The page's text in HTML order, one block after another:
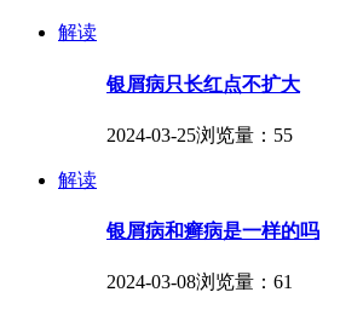
解读
银屑病只长红点不扩大
2024-03-25浏览量：55
解读
银屑病和癣病是一样的吗
2024-03-08浏览量：61